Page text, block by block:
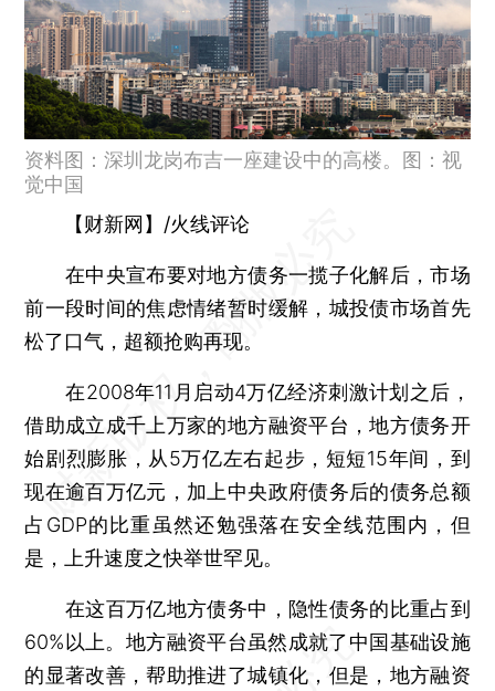
资料图：深圳龙岗布吉一座建设中的高楼。图：视
觉中国
【财新网】/火线评论
在中央宣布要对地方债务一揽子化解后，市场
前一段时间的焦虑情绪暂时缓解，城投债市场首先
松了口气，超额抢购再现。
在2008年11月启动4万亿经济刺激计划之后，
借助成立成千上万家的地方融资平台，地方债务开
始剧烈膨胀，从5万亿左右起步，短短15年间，到
现在逾百万亿元，加上中央政府债务后的债务总额
占GDP的比重虽然还勉强落在安全线范围内，但
是，上升速度之快举世罕见。
在这百万亿地方债务中，隐性债务的比重占到
60%以上。地方融资平台虽然成就了中国基础设施
的显著改善，帮助推进了城镇化，但是，地方融资